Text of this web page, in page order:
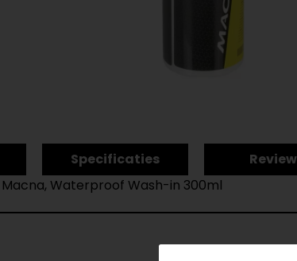
Specificaties
Waterproof Wash-in 300ml